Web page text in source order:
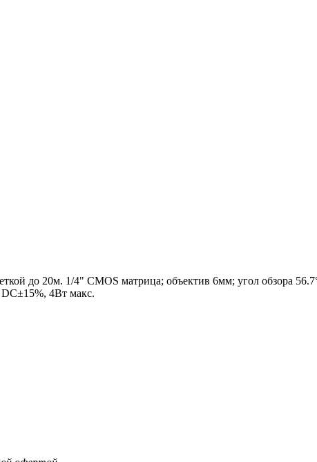
до 20м. 1/4" CMOS матрица; объектив 6мм; угол обзора
4Вт макс.